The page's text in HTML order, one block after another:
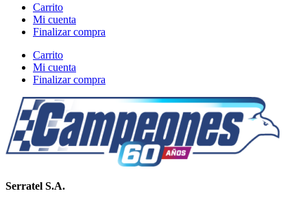
Carrito
Mi cuenta
Finalizar compra
Carrito
Mi cuenta
Finalizar compra
Serratel S.A.